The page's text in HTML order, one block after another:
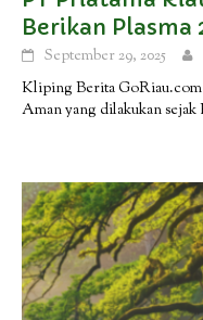
Berikan Plasma
September 29, 2025
Kliping Berita GoRiau.com
Aman yang dilakukan sejak